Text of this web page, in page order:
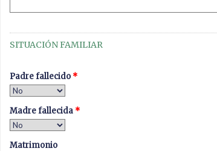
SITUACIÓN FAMILIAR
Padre fallecido *
Madre fallecida *
Matrimonio